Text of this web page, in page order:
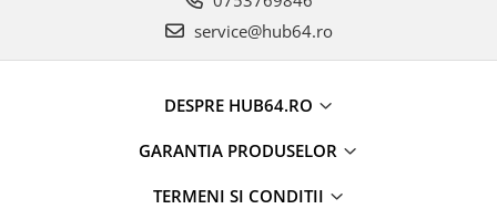
service@hub64.ro
DESPRE HUB64.RO
GARANTIA PRODUSELOR
TERMENI SI CONDITII